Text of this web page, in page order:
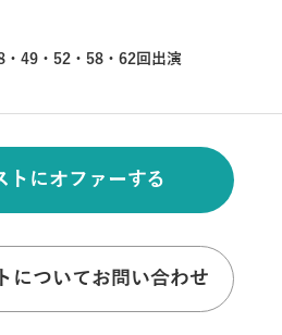
・49・52・58・62回出演
トにオファーする
についてお問い合わせ